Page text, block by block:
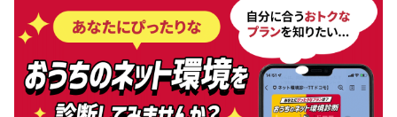
申し込み 通信規格 一人暮らし
プロバイダ 動画
リモート 工事 マンション